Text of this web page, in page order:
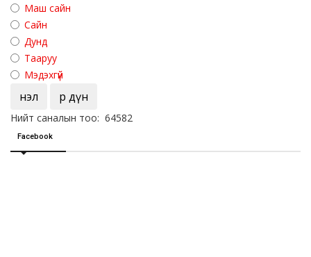
Маш сайн
Сайн
Дунд
Тааруу
Мэдэхгүй
Үнэл Үр дүн
Нийт саналын тоо: 64582
Facebook